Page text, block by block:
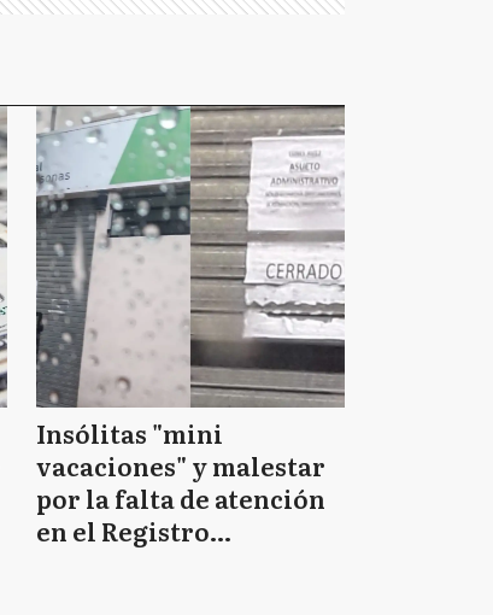
Insólitas "mini
vacaciones" y malestar
por la falta de atención
en el Registro